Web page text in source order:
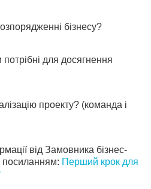
бізнесу?
потрібні для досягнення
проекту? (команда і
від Замовника бізнес-
посиланням: Перший крок для